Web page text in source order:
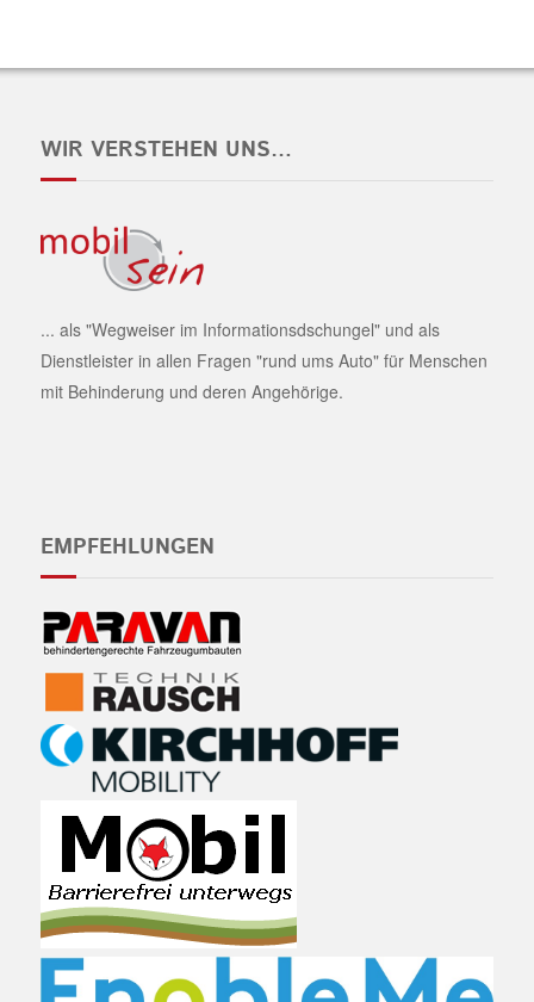
WIR VERSTEHEN UNS…
... als "Wegweiser im Informationsdschungel" und als
Dienstleister in allen Fragen "rund ums Auto" für Menschen
mit Behinderung und deren Angehörige.
EMPFEHLUNGEN